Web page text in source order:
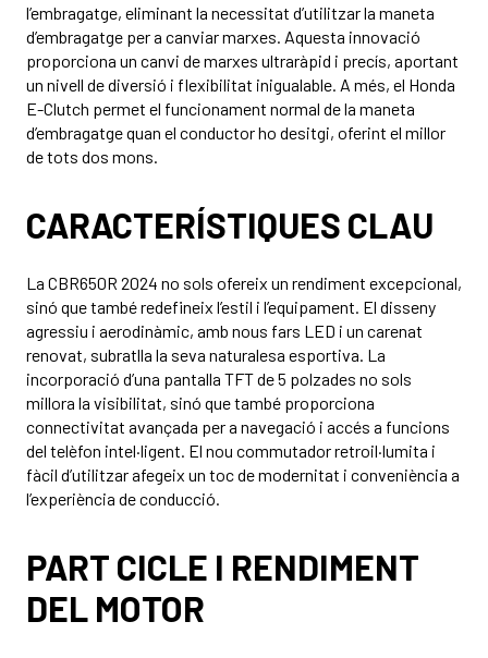
l’embragatge, eliminant la necessitat d’utilitzar la maneta
d’embragatge per a canviar marxes. Aquesta innovació
proporciona un canvi de marxes ultraràpid i precís, aportant
un nivell de diversió i flexibilitat inigualable. A més, el Honda
E-Clutch permet el funcionament normal de la maneta
d’embragatge quan el conductor ho desitgi, oferint el millor
de tots dos mons.
CARACTERÍSTIQUES CLAU
La CBR650R 2024 no sols ofereix un rendiment excepcional,
sinó que també redefineix l’estil i l’equipament. El disseny
agressiu i aerodinàmic, amb nous fars LED i un carenat
renovat, subratlla la seva naturalesa esportiva. La
incorporació d’una pantalla TFT de 5 polzades no sols
millora la visibilitat, sinó que també proporciona
connectivitat avançada per a navegació i accés a funcions
del telèfon intel·ligent. El nou commutador retroil·lumita i
fàcil d’utilitzar afegeix un toc de modernitat i conveniència a
l’experiència de conducció.
PART CICLE I RENDIMENT
DEL MOTOR